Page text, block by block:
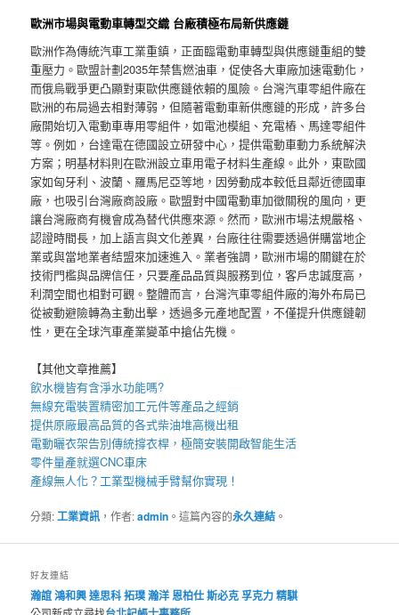
歐洲市場與電動車轉型交織 台廠積極布局新供應鏈
歐洲作為傳統汽車工業重鎮，正面臨電動車轉型與供應鏈重組的雙
重壓力。歐盟計劃2035年禁售燃油車，促使各大車廠加速電動化，
而俄烏戰爭更凸顯對東歐供應鏈依賴的風險。台灣汽車零組件廠在
歐洲的布局過去相對薄弱，但隨著電動車新供應鏈的形成，許多台
廠開始切入電動車專用零組件，如電池模組、充電樁、馬達零組件
等。例如，台達電在德國設立研發中心，提供電動車動力系統解決
方案；明基材料則在歐洲設立車用電子材料生產線。此外，東歐國
家如匈牙利、波蘭、羅馬尼亞等地，因勞動成本較低且鄰近德國車
廠，也吸引台灣廠商設廠。歐盟對中國電動車加徵關稅的風向，更
讓台灣廠商有機會成為替代供應來源。然而，歐洲市場法規嚴格、
認證時間長，加上語言與文化差異，台廠往往需要透過併購當地企
業或與當地業者結盟來加速進入。業者強調，歐洲市場的關鍵在於
技術門檻與品牌信任，只要產品品質與服務到位，客戶忠誠度高，
利潤空間也相對可觀。整體而言，台灣汽車零組件廠的海外布局已
從被動避險轉為主動出擊，透過多元產地配置，不僅提升供應鏈韌
性，更在全球汽車產業變革中搶佔先機。
【其他文章推薦】
飲水機皆有含淨水功能嗎?
無線充電裝置精密加工元件等產品之經銷
提供原廠最高品質的各式柴油堆高機出租
電動曬衣架告別傳統撐衣桿，極簡安裝開啟智能生活
零件量產就選CNC車床
產線無人化？ 工業型機械手臂幫你實現！
分類:工業資訊 ，作者:admin 。這篇內容的永久連結 。
好友連結
瀚誼鴻和興達思科拓璞瀚洋 恩柏仕斯必克孚克力精騏